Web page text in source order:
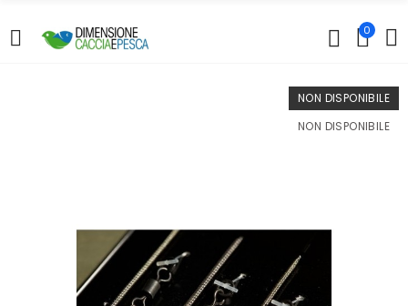
0
NON DISPONIBILE
NON DISPONIBILE